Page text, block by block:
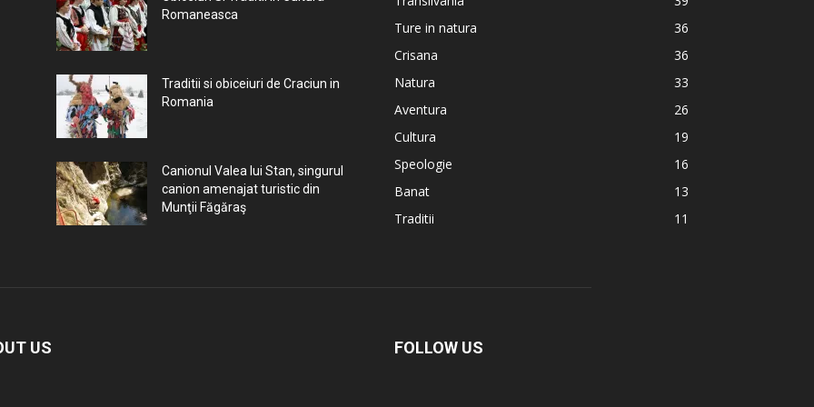
Romaneasca
Traditii si obiceiuri de Craciun in
Romania
Canionul Valea lui Stan, singurul
canion amenajat turistic din
Munţii Făgăraş
Ture in natura
36
Crisana
36
Natura
33
Aventura
26
Cultura
19
Speologie
16
Banat
13
Traditii
11
US FOLLOW US